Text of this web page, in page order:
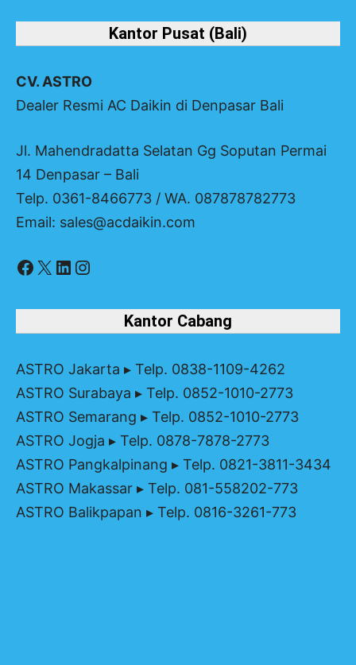
Kantor Pusat (Bali)
CV. ASTRO
Dealer Resmi AC Daikin di Denpasar Bali
Jl. Mahendradatta Selatan Gg Soputan Permai
14 Denpasar – Bali
Telp. 0361-8466773 / WA. 087878782773
Email: sales@acdaikin.com
Facebook
X LinkedIn
Instagram
Kantor Cabang
ASTRO Jakarta ▸ Telp. 0838-1109-4262
ASTRO Surabaya ▸ Telp. 0852-1010-2773
ASTRO Semarang ▸ Telp. 0852-1010-2773
ASTRO Jogja ▸ Telp. 0878-7878-2773
ASTRO Pangkalpinang ▸ Telp. 0821-3811-3434
ASTRO Makassar ▸ Telp. 081-558202-773
ASTRO Balikpapan ▸ Telp. 0816-3261-773